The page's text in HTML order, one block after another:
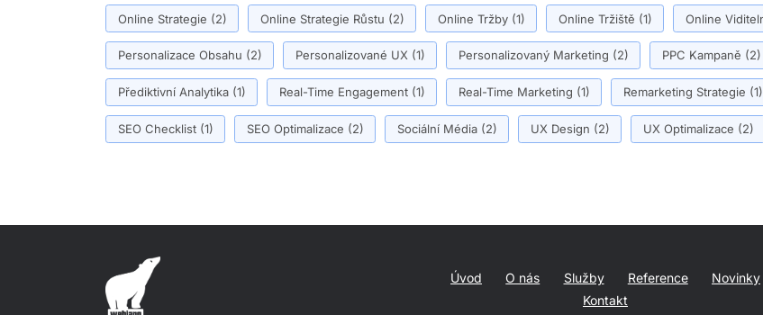
Online Strategie (2) Online Strategie Růstu (2) Online Tržby(1) Online Tržiště (1) Online
Personalizace Obsahu (2) Personalizované UX(1) Personalizovaný Marketing (2) PPC Kampaně (2)
Přediktivní Analytika(1) Real-Time Engagement(1) Real-Time Marketing (1) Remarketing Strategie (1)
SEO Checklist(1) SEO Optimalizace (2) Sociální Média(2) UX Design (2) UX Optimalizace (2)
Úvod O nás Služby Reference
Novinky
Kontakt